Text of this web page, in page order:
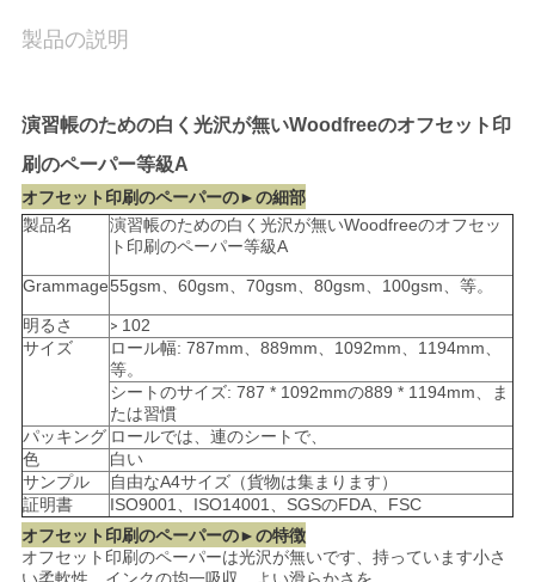
く
さ
い
ニ
ュ
ー
事
件
製品の説明
演習帳のための白く光沢が無いWoodfreeのオフセット印
刷のペーパー等級A
オフセット印刷のペーパーの►の細部
製品名
演習帳のための白く光沢が無いWoodfreeのオフセッ
ト印刷のペーパー等級A
Grammage55gsm、60gsm、70gsm、80gsm、100gsm、等。
明るさ > 102
サイズ
ロール幅: 787mm、889mm、1092mm、1194mm、
等。
シートのサイズ: 787 * 1092mmの889 * 1194mm、ま
たは習慣
パッキング ロールでは、連のシートで、
色
白い
サンプル
自由なA4サイズ（貨物は集まります）
証明書
ISO9001、ISO14001、SGSのFDA、FSC
オフセット印刷のペーパーの►の特徴
オフセット印刷のペーパーは光沢が無いです、持っています小さ